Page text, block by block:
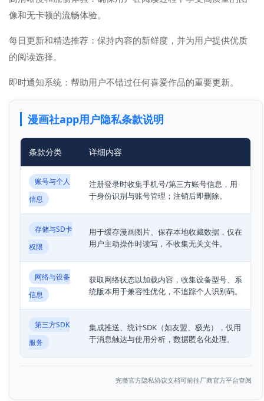
像和无卡顿的流畅体验。
每日更新和精选推荐：保持内容的新鲜度，并为用户提供优质
的阅读选择。
即时通知系统：帮助用户不错过任何喜爱作品的重要更新。
漫画社app用户隐私条款说明
条款分类 详细内容
账号与个人
信息
注册登录时收集手机号/第三方账号信息，用
于身份识别与账号管理；注销后即删除。
存储与SD卡
权限
用于缓存漫画图片、保存本地收藏数据，仅在
用户主动操作时读写，不收集无关文件。
网络与设备
信息
获取网络状态以加载内容，收集设备型号、系
统版本用于兼容性优化，不追踪个人识别码。
第三方SDK
服务
集成推送、统计SDK（如友盟、极光），仅用
于消息触达与使用分析，数据匿名化处理。
完整官方隐私协议文档可前往厂商官方平台查阅